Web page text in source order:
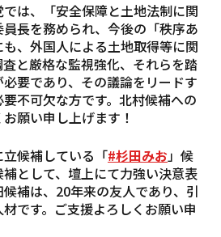
は、「安全保障と土地法制に関
長を務められ、今後の「秩序あ
、外国人による土地取得等に関
と厳格な監視強化、それらを踏
要であり、その議論をリードす
不可欠な方です。北村候補への
願い申し上げます！
候補している「#杉田みお」候
として、壇上にて力強い決意表
補は、20年来の友人であり、引
です。ご支援よろしくお願い申